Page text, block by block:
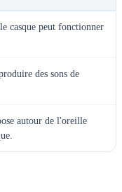
casque peut fonctionner
des sons de
autour de l'oreille